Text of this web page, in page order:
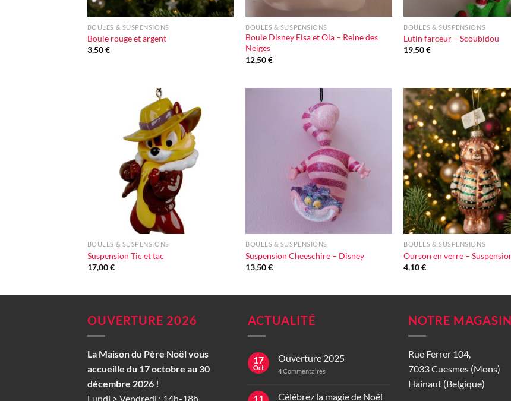
+
BOULES & SUSPENSIONS
Boule rouge et argent
3,50€
BOULES & SUSPENSIONS
Boule Disney Elsa et Ola – Reine des
Neiges
12,50€
BOULES & SUSPENSIONS
Lutin farceur – Scoubidou
19,50€
BOULES & SUSPENSIONS
Suspension Tic et tac
17,00€
BOULES & SUSPENSIONS
Suspension Cheeschire – Disney
13,50€
+
BOULES & SUSPENSIONS
Ourson en verre –
4,10€
OUVERTURE 2026
La Maison du Père Noël vous
accueille du 17 octobre au 30
décembre 2026 !
Lundi > Vendredi : 14h-18h
ACTUALITÉ
17
Oct
Ouverture 2025
4Commentaires
11 Célébrez la magie de Noël
NOTRE MAGASIN
Rue Ferrer 104,
7033 Cuesmes (Mons)
Hainaut (Belgique)